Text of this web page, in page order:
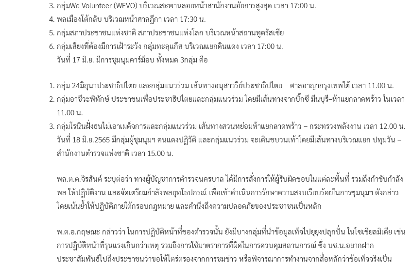
กลุ่มWe Volunteer (WEVO) บริเวณสะพานลอยหน้าสานักงานอัยการสูงสุด เวลา 17:00 น.
พลเมืองโต้กลับ บริเวณหน้าศาลฎีกา เวลา 17:30 น.
กลุ่มสภาประชาชนแห่งชาติ สภาประชาชนแห่งโลก บริเวณหน้าสถานทูตรัสเซีย
กลุ่มเสี่ยงที่ต้องมีการเฝ้าระวัง กลุ่มทะลุแก๊ส บริเวณแยกดินแดง เวลา 17:00 น.
วันที่ 17 มิ.ย. มีการชุมนุมคาร์ม็อบ ทั้งหมด 3กลุ่ม คือ
กลุ่ม 24มิถุนาประชาธิปไตย และกลุ่มแนวร่วม เส้นทางอนุสาวรีย์ประชาธิปไตย – ศาลอาญากรุงเทพใต้ เวลา 11.00 น.
กลุ่มอาชีวะพิทักษ์ ประชาชนเพื่อประชาธิปไตยและกลุ่มแนวร่วม โดยมีเส้นทางจากบิ๊กซี มีนบุรี–ห้าแยกลาดพร้าว ในเวลา
11.00 น.
กลุ่มโรนินฝั่งธนไม่เอาเผด็จการและกลุ่มแนวร่วม เส้นทางสวนหย่อมห้าแยกลาดพร้าว – กระทรวงพลังงาน เวลา 12.00 น.
วันที่ 18 มิ.ย.2565 มีกลุ่มผู้ชุมนุมฯ คนแดงปฏิวัติ และกลุ่มแนวร่วม จะเดินขบวนเท้าโดยมีเส้นทางบริเวณแยก ปทุมวัน –
สำนักงานตำรวจแห่งชาติ เวลา 15.00 น.
พล.ต.ต.จิรสันต์ ระบุต่อว่า ทางผู้บัญชาการตำรวจนครบาล ได้มีการสั่งการให้ผู้รับผิดชอบในแต่ละพื้นที่ รวมถึงกำชับกำลัง
พล ให้ปฎิบัติงาน และจัดเตรียมกำลังพลยุทโธปกรณ์ เพื่อเข้าดำเนินการรักษาความสงบเรียบร้อยในการชุมนุมฯ ดังกล่าว
โดยเน้นย้ำให้ปฏิบัติภายใต้กรอบกฎหมาย และคำนึงถึงความปลอดภัยของประชาชนเป็นหลัก
พ.ต.อ.กฤษณะ กล่าวว่า ในการปฎิบัติหน้าที่ของตำรวจนั้น ยังมีบางกลุ่มที่นำข้อมูลเท็จไปยุยุงปลุกปั่น ในโซเชียลมิเดีย เช่น
การปฎิบัติหน้าที่รุนแรงเกินกว่าเหตุ รวมถึงการใช้มาตราการที่ผิดในการควบคุมสถานการณ์ ซึ่ง บช.น.อยากฝาก
ประชาสัมพันธ์ไปถึงประชาชนว่าขอให้ไตร่ตรองจากการชมข่าว หรือพิจารณาการทำงานจากสื่อหลักว่าข้อเท็จจริงเป็น